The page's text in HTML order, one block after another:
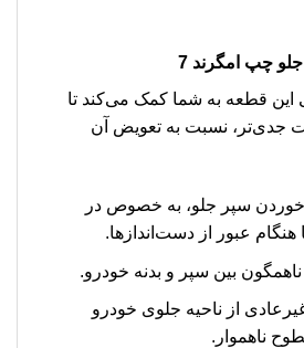
چپ امگرند 7
این قطعه به شما کمک می‌کند تا
جدی‌تر، نسبت به تعویض آن
سپر جلو، به خصوص در
عبور از دست‌اندازها.
بین سپر و بدنه خودرو.
از ناحیه جلوی خودرو
ناهموار.